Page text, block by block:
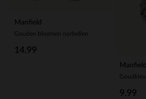
Manfield
Gouden bloemen oorbellen
14.99
Manfield
9.99